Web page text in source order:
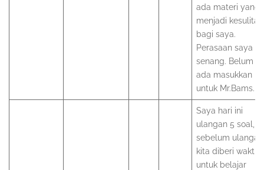
ada materi yang
menjadi kesulitan
bagi saya.
Perasaan saya
senang. Belum
ada masukkan
untuk Mr.Bams.
Saya hari ini
ulangan 5 soal,
sebelum ulangan
kita diberi waktu
untuk belajar